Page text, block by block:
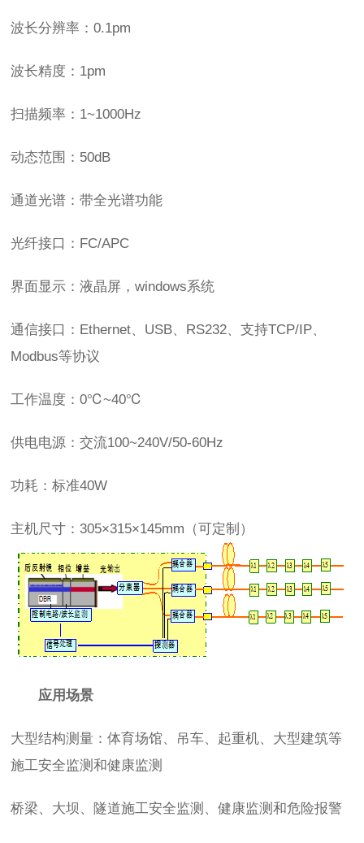
波长分辨率：0.1pm
波长精度：1pm
扫描频率：1~1000Hz
动态范围：50dB
通道光谱：带全光谱功能
光纤接口：FC/APC
界面显示：液晶屏，windows系统
通信接口：Ethernet、USB、RS232、支持TCP/IP、
Modbus等协议
工作温度：0℃~40℃
供电电源：交流100~240V/50-60Hz
功耗：标准40W
主机尺寸：305×315×145mm（可定制）
应用场景
大型结构测量：体育场馆、吊车、起重机、大型建筑等
施工安全监测和健康监测
桥梁、大坝、隧道施工安全监测、健康监测和危险报警